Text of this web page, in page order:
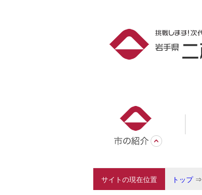
サイトの現在位置 トップ⇒